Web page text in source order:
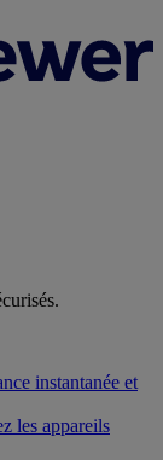
instantanée et
les appareils